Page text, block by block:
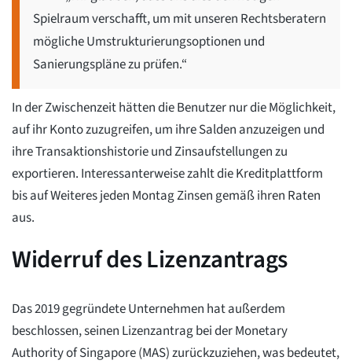
Spielraum verschafft, um mit unseren Rechtsberatern
mögliche Umstrukturierungsoptionen und
Sanierungspläne zu prüfen.“
In der Zwischenzeit hätten die Benutzer nur die Möglichkeit,
auf ihr Konto zuzugreifen, um ihre Salden anzuzeigen und
ihre Transaktionshistorie und Zinsaufstellungen zu
exportieren. Interessanterweise zahlt die Kreditplattform
bis auf Weiteres jeden Montag Zinsen gemäß ihren Raten
aus.
Widerruf des Lizenzantrags
Das 2019 gegründete Unternehmen hat außerdem
beschlossen, seinen Lizenzantrag bei der Monetary
Authority of Singapore (MAS) zurückzuziehen, was bedeutet,